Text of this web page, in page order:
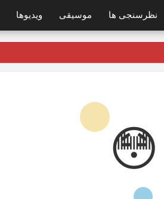
ویدیوها موسیقی نظرسنجی ها
😳